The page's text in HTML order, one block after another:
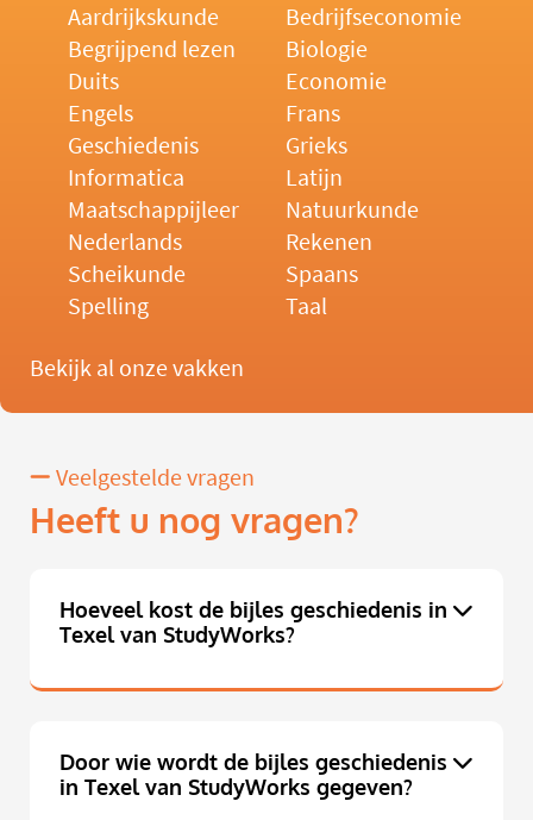
Aardrijkskunde
Bedrijfseconomie
Begrijpend lezen
Biologie
Duits
Economie
Engels
Frans
Geschiedenis
Grieks
Informatica
Latijn
Maatschappijleer
Natuurkunde
Nederlands
Rekenen
Scheikunde
Spaans
Spelling
Taal
Bekijk al onze vakken
Veelgestelde vragen
Heeft u nog vragen?
Hoeveel kost de bijles geschiedenis in
Texel van StudyWorks?
Door wie wordt de bijles geschiedenis
in Texel van StudyWorks gegeven?